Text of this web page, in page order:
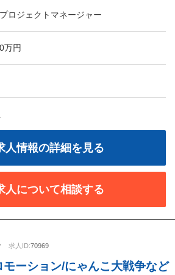
ロジェクトマネージャー
万円
人情報の詳細を見る
人について相談する
求人ID:70969
モーション/にゃんこ大戦争など